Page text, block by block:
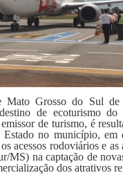
Mato Grosso do Sul
de ecoturismo
de turismo, é
no município, em
acessos rodoviários e as
MS) na captação de
dos atrativos